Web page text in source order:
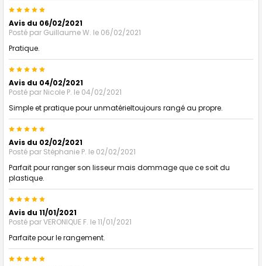
5
Avis du 06/02/2021
Posté par Guillaume W. le 06/02/2021
Pratique.
5
Avis du 04/02/2021
Posté par Nicole P. le 04/02/2021
Simple et pratique pour unmatérieltoujours rangé au propre.
5
Avis du 02/02/2021
Posté par Stéphanie P. le 02/02/2021
Parfait pour ranger son lisseur mais dommage que ce soit du
plastique.
5
Avis du 11/01/2021
Posté parVERONIQUE F. le 11/01/2021
Parfaite pour le rangement.
5